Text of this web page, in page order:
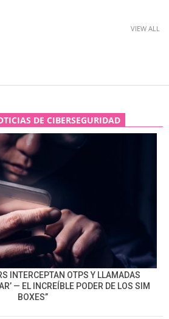
VIEW ALL
DE CIBERSEGURIDAD
INTERCEPTAN OTPS Y LLAMADAS
— EL INCREÍBLE PODER DE LOS SIM
BOXES”